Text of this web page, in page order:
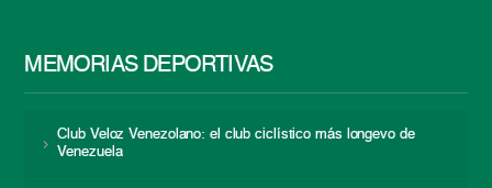
MEMORIAS DEPORTIVAS
Club Veloz Venezolano: el club ciclístico más longevo de
Venezuela